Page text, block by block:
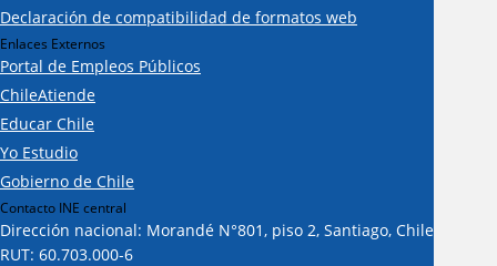
Declaración de compatibilidad de formatos web
Enlaces Externos
Portal de Empleos Públicos
ChileAtiende
Educar Chile
Yo Estudio
Gobierno de Chile
Contacto INE central
Dirección nacional: Morandé N°801, piso 2, Santiago, Chile
RUT: 60.703.000-6